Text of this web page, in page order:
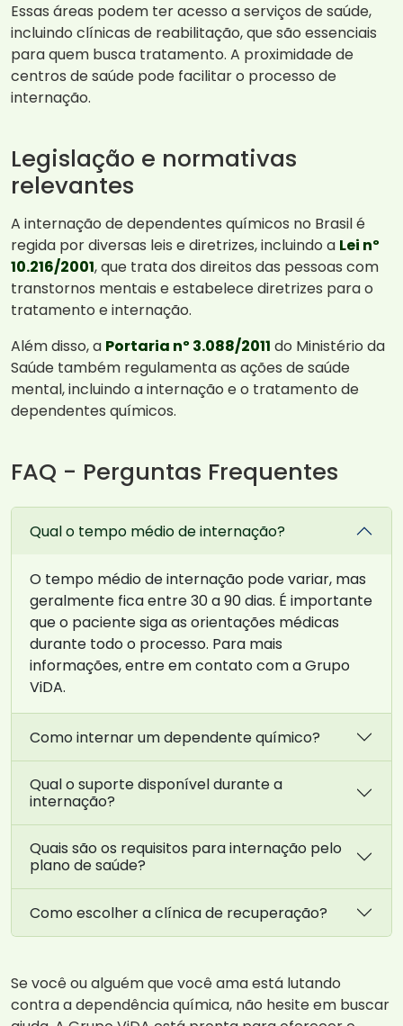
Essas áreas podem ter acesso a serviços de saúde,
incluindo clínicas de reabilitação, que são essenciais
para quem busca tratamento. A proximidade de
centros de saúde pode facilitar o processo de
internação.
Legislação e normativas
relevantes
A internação de dependentes químicos no Brasil é
regida por diversas leis e diretrizes, incluindo a Lei nº
10.216/2001, que trata dos direitos das pessoas com
transtornos mentais e estabelece diretrizes para o
tratamento e internação.
Além disso, a Portaria nº 3.088/2011 do Ministério da
Saúde também regulamenta as ações de saúde
mental, incluindo a internação e o tratamento de
dependentes químicos.
FAQ - Perguntas Frequentes
Qual o tempo médio de internação?
O tempo médio de internação pode variar, mas
geralmente fica entre 30 a 90 dias. É importante
que o paciente siga as orientações médicas
durante todo o processo. Para mais
informações, entre em contato com a Grupo
ViDA.
Como internar um dependente químico?
Qual o suporte disponível durante a
internação?
Quais são os requisitos para internação pelo
plano de saúde?
Como escolher a clínica de recuperação?
Se você ou alguém que você ama está lutando
contra a dependência química, não hesite em buscar